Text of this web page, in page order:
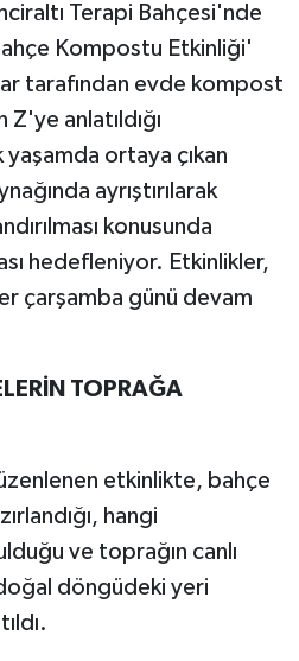
Terapi Bahçesi'nde
Kompostu Etkinliği'
tarafından evde kompost
anlatıldığı
ortaya çıkan
ayrıştırılarak
konusunda
hedefleniyor. Etkinlikler,
çarşamba günü devam
TOPRAĞA
etkinlikte, bahçe
hangi
ve toprağın canlı
döngüdeki yeri